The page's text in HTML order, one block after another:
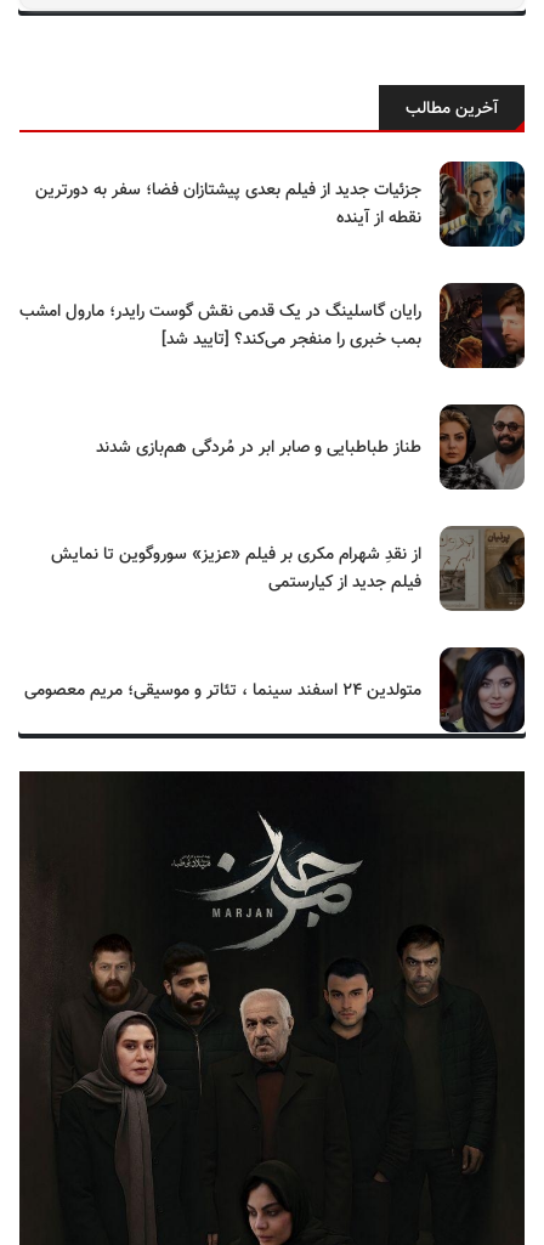
آخرین مطالب
جزئیات جدید از فیلم بعدی پیشتازان فضا؛ سفر به دورترین
نقطه از آینده
رایان گاسلینگ در یک قدمی نقش گوست رایدر؛ مارول امشب
بمب خبری را منفجر می‌کند؟ [تایید شد]
طناز طباطبایی و صابر ابر در مُردگی هم‌بازی شدند
از نقدِ شهرام مکری بر فیلم «عزیز» سوروگوین تا نمایش
فیلم جدید از کیارستمی
متولدین ۲۴ اسفند سینما ، تئاتر و موسیقی؛ مریم معصومی